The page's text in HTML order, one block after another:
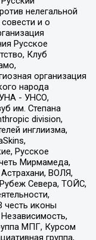
нелегальной
и о
Русское
Клуб
организация
народа
- УНСО,
им. Степана
division,
инглиизма,
Русское
Мирмамеда,
ВОЛЯ,
Севера, ТОЙС,
честь иконы
МПГ, Курсом
группа,